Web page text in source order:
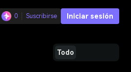
0 Suscribirse Iniciar sesión
Todo